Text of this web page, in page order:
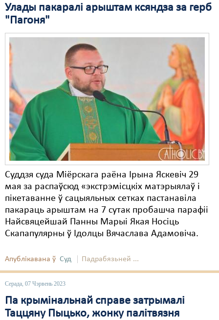
Улады пакаралі арыштам ксяндза за герб
"Пагоня"
Суддзя суда Міёрскага раёна Ірына Яскевіч 29
мая за распаўсюд «экстрэмісцкіх матэрыялаў і
пікетаванне ў сацыяльных сетках пастанавіла
пакараць арыштам на 7 сутак пробашча парафіі
Найсвяцейшай Панны Марыі Якая Носіць
Скапапулярны ў Ідолцы Вячаслава Адамовіча.
Апублікавана ў Суд Падрабязьней ...
Серада, 07 Чэрвень 2023
Па крымінальнай справе затрымалі
Таццяну Пыцько, жонку палітвязня